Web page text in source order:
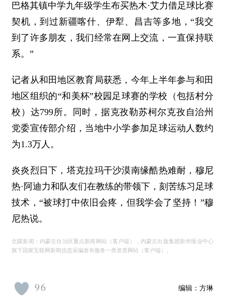
巴格其镇中学九年级学生布买热木·艾力借足球比赛
契机，到过新疆喀什、伊犁、昌吉等多地，“我交
到了许多朋友，我们经常在网上交流，一直保持联
系。”
记者从和田地区教育局获悉，今年上半年参与和田
地区组织的“和美杯”校园足球赛的学校（包括村分
校）达799所。同时，据克孜勒苏柯尔克孜自治州
党委宣传部介绍，当地中小学参加足球运动人数约
为1.3万人。
炎炎烈日下，塔克拉玛干沙漠南缘酷热难耐，穆尼
热·阿迪力和队友们在教练的带领下，刻苦练习足球
技术，“被球打中依旧会疼，但我学会了坚持！”穆
尼热说。
北疆新闻：内蒙古自治区重点新闻网站（客户端），内蒙古出版集团新华报业中心
旗下国家互联网新闻信息采编发布服务一类资质网站（客户端）。
编辑： 方琳
96